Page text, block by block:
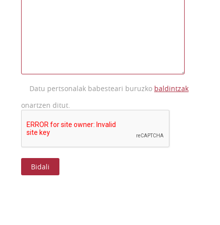
Datu pertsonalak babesteari buruzko baldintzak
onartzen ditut.